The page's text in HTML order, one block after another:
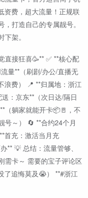
资费，超大流量！正规联
打造自己的专属靓号。
架。
直接狂喜🥳** ✅ **核心配
量**（刷剧/办公/直播无
费） 📍 **归属地：浙江
：京东**（次日达/隔日
（躺家就能开卡📦🚪，不
号～） 🔄 **合约24个月
首充：激活当月充
** 💡 总结：流量管够、
需卡～ 需要的宝子评论区
了追悔莫及😭） **#浙江